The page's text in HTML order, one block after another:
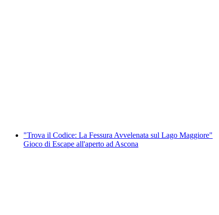
"Trova il Codice: La Fessura Avvelenata sul Lago Maggiore"
Gioco di Escape all'aperto ad Ascona